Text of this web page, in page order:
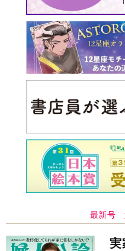
最新号
実